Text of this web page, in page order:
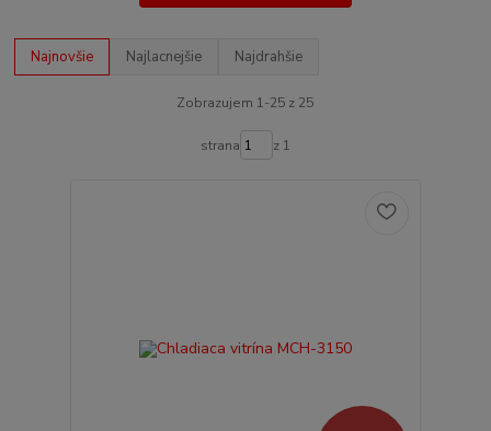
Najnovšie Najlacnejšie Najdrahšie
Zobrazujem 1-25 z 25
strana z 1